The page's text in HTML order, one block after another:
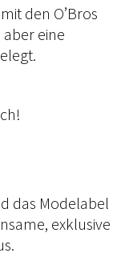
den O’Bros
eine
das Modelabel
exklusive